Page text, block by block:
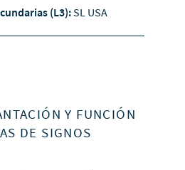
(L3):SL USA
Y FUNCIÓN
DE SIGNOS